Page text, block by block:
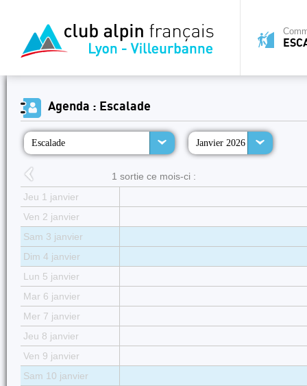
Agenda : Escalade
Escalade Janvier 2026
1 sortie ce mois-ci :
Jeu 1 janvier
Ven 2 janvier
Sam 3 janvier
Dim 4 janvier
Lun 5 janvier
Mar 6 janvier
Mer 7 janvier
Jeu 8 janvier
Ven 9 janvier
Sam 10 janvier